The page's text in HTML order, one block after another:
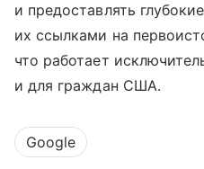
и предоставлять
их ссылками на
что работает
и для граждан США.
Google